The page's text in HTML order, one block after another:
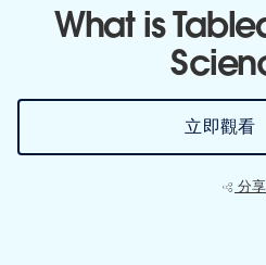
What is
立即觀看
分享